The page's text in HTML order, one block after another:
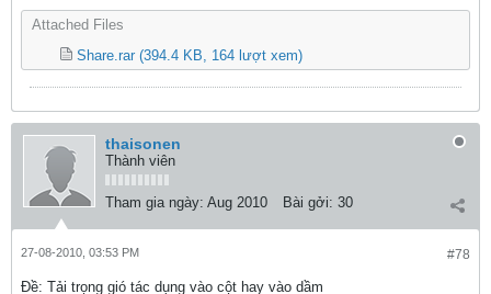
Attached Files
Share.rar (394.4 KB, 164 lượt xem)
thaisonen
Thành viên
Tham gia ngày: Aug 2010 Bài gởi: 30
#78
27-08-2010, 03:53 PM
Ðề: Tải trọng gió tác dụng vào cột hay vào dầm